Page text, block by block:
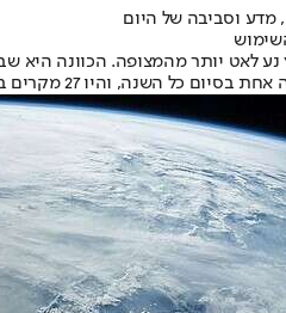
מדע וסביבה של היום
בהם היה צריך להאריך את השנה האזרחית בשנייה אחת.